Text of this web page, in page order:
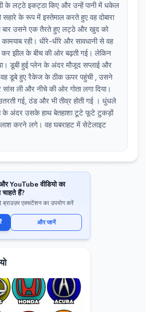
के लट्ठे इकट्ठा किए और उन्हें पानी में धकेल
सहारे के रूप में इस्तेमाल करते हुए वह दोबारा
बार उसने एक तैरते हुए लट्ठे और खुद को
रही। धीरे-धीरे और सावधानी से वह
झील के बीच की ओर बढ़ती गई। लेकिन
डूबी हुई प्लेन के अंदर मौजूद सप्लाई और
डूबे हुए रैकेज के ठीक ऊपर पहुंची , उसने
ली और नीचे की ओर गोता लगा दिया।
गई, ठंड और भी तीव्र होती गई । धुंधले
अंदर उसके हाथ बेतहाशा टूटे फूटे टुकड़ों
करने लगे। वह घबराहट में सेटेलाइट
YouTube वीडियो का
चाहते हैं?
एक्सटेंशन का उपयोग करें
और जानें